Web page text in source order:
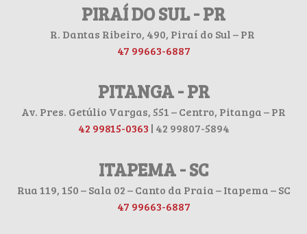
PIRAÍ DO SUL - PR
R. Dantas Ribeiro, 490, Piraí do Sul – PR
47 99663-6887
PITANGA - PR
Av. Pres. Getúlio Vargas, 551 – Centro, Pitanga – PR
42 99815-0363 | 42 99807-5894
ITAPEMA - SC
Rua 119, 150 – Sala 02 – Canto da Praia – Itapema – SC
47 99663-6887